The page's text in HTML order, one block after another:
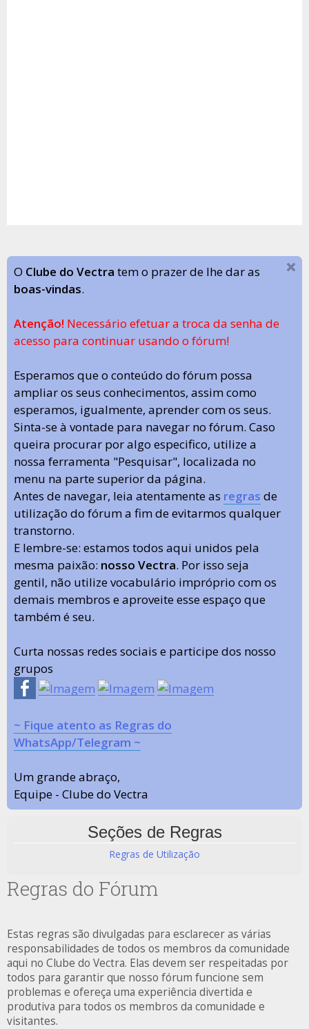
O Clube do Vectra tem o prazer de lhe dar as
boas-vindas.
Atenção! Necessário efetuar a troca da senha de
acesso para continuar usando o fórum!
Esperamos que o conteúdo do fórum possa
ampliar os seus conhecimentos, assim como
esperamos, igualmente, aprender com os seus.
Sinta-se à vontade para navegar no fórum. Caso
queira procurar por algo especifico, utilize a
nossa ferramenta "Pesquisar", localizada no
menu na parte superior da página.
Antes de navegar, leia atentamente as regras de
utilização do fórum a fim de evitarmos qualquer
transtorno.
E lembre-se: estamos todos aqui unidos pela
mesma paixão: nosso Vectra. Por isso seja
gentil, não utilize vocabulário impróprio com os
demais membros e aproveite esse espaço que
também é seu.
Curta nossas redes sociais e participe dos nosso
grupos
~ Fique atento as Regras do
WhatsApp/Telegram ~
Um grande abraço,
Equipe - Clube do Vectra
Seções de Regras
Regras de Utilização
Regras do Fórum
Estas regras são divulgadas para esclarecer as várias
responsabilidades de todos os membros da comunidade
aqui no Clube do Vectra. Elas devem ser respeitadas por
todos para garantir que nosso fórum funcione sem
problemas e ofereça uma experiência divertida e
produtiva para todos os membros da comunidade e
visitantes.